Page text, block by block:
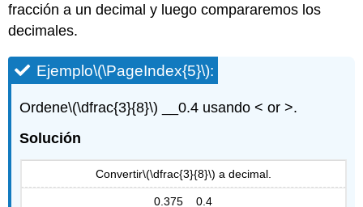
fracción a un decimal y luego compararemos los
decimales.
Ejemplo\(\PageIndex{5}\):
Ordene\(\dfrac{3}{8}\) __0.4 usando < or >.
Solución
Convertir\(\dfrac{3}{8}\) a decimal.
0.375__0.4